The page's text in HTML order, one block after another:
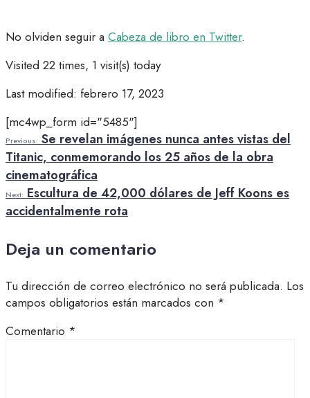
No olviden seguir a Cabeza de libro en Twitter.
Visited 22 times, 1 visit(s) today
Last modified: febrero 17, 2023
[mc4wp_form id="5485"]
Previous: Se revelan imágenes nunca antes vistas del
Titanic, conmemorando los 25 años de la obra
cinematográfica
Next: Escultura de 42,000 dólares de Jeff Koons es
accidentalmente rota
Deja un comentario
Tu dirección de correo electrónico no será publicada. Los
campos obligatorios están marcados con *
Comentario *